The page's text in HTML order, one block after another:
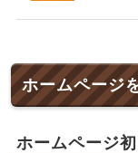
ホームページ
ホームページ